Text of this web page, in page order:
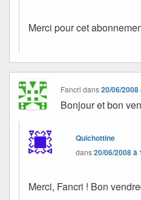
Merci pour cet
Fancri dans20/06/
Bonjour et bon
Quichottine
dans20/06/2008 à
Merci, Fancri ! Bon